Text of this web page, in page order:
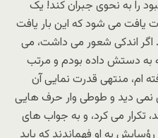
را به نحوی جبران کند! یک
یافت می شود که این بار یافت
اگر اندکی شعور می داشت، می
به دستش داده بودم و مرتب
ام، منتهی قدرت نمایی آن
دید و طوطی وار حرف هایی
تکرار می کرد، و به جواب های